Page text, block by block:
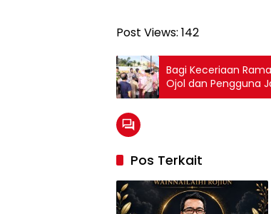
Post Views: 142
Bagi Keceriaan
Ojol dan Pengguna
Pos Terkait